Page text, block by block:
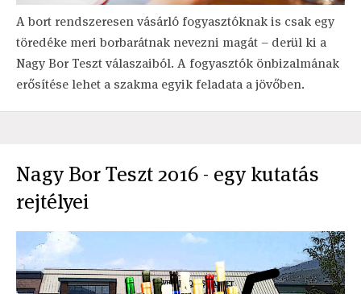
A bort rendszeresen vásárló fogyasztóknak is csak egy
töredéke meri borbarátnak nevezni magát – derül ki a
Nagy Bor Teszt válaszaiból. A fogyasztók önbizalmának
erősítése lehet a szakma egyik feladata a jövőben.
Nagy Bor Teszt 2016 - egy kutatás
rejtélyei